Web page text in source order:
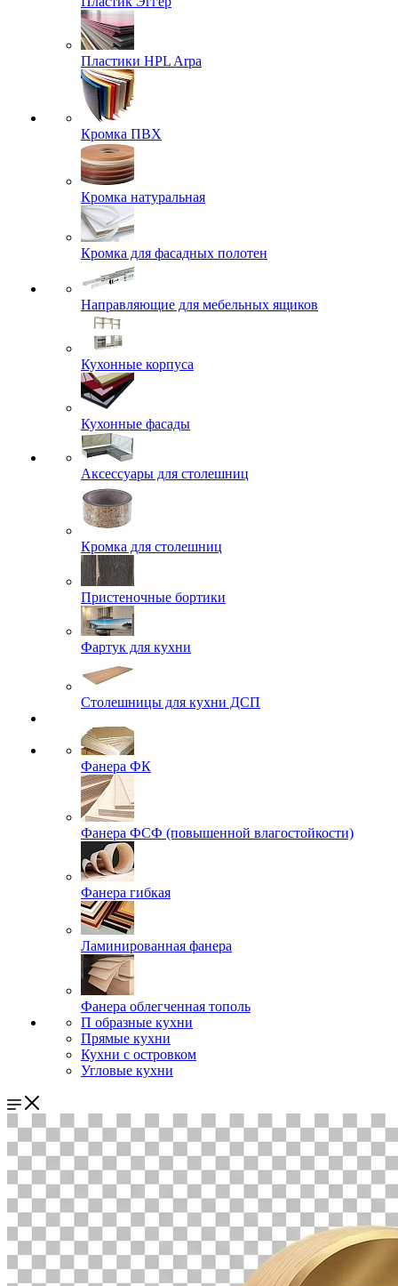
Пластики HPL Arpa
Кромка ПВХ
Кромка натуральная
Кромка для фасадных полотен
Направляющие для мебельных ящиков
Кухонные корпуса
Кухонные фасады
Аксессуары для столешниц
Кромка для столешниц
Пристеночные бортики
Фартук для кухни
Столешницы для кухни ДСП
Фанера ФК
Фанера ФСФ (повышенной влагостойкости)
Фанера гибкая
Ламинированная фанера
Фанера облегченная тополь
П образные кухни
Прямые кухни
Кухни с островком
Угловые кухни